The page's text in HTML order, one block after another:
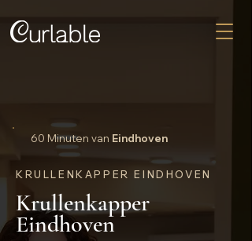
60 Minuten van Eindhoven
KRULLENKAPPER EINDHOVEN
Krullenkapper
Eindhoven